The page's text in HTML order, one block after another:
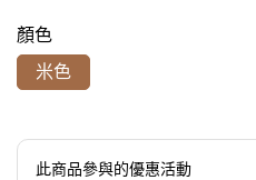
顏色
米色
此商品參與的優惠活動